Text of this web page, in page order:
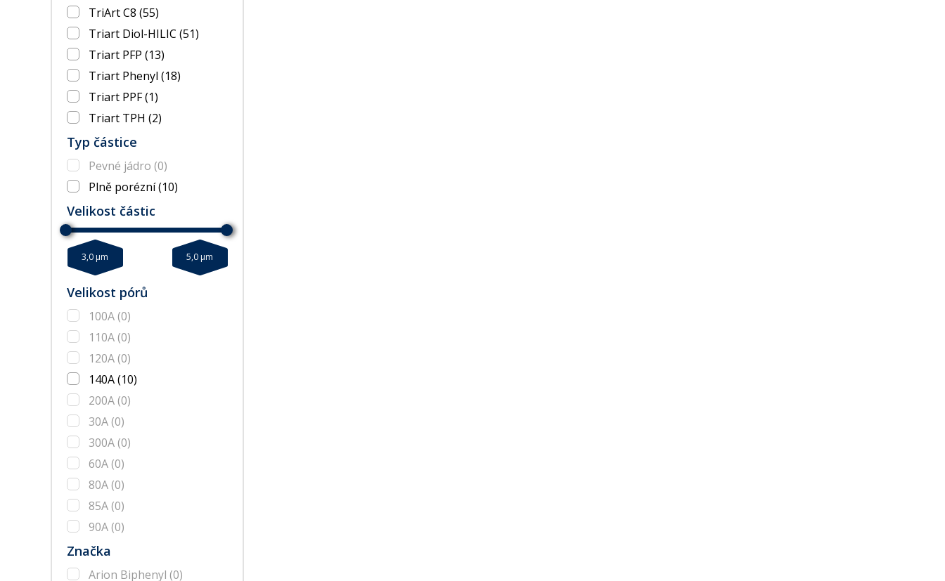
TriArt C8 (55)
Triart Diol-HILIC (51)
Triart PFP (13)
Triart Phenyl (18)
Triart PPF(1)
Triart TPH (2)
Typ částice
Pevné jádro (0)
Plně porézní(10)
Velikost částic
3,0 µm 5,0 µm
Velikost pórů
100A(0)
110A(0)
120A(0)
140A(10)
200A(0)
30A(0)
300A(0)
60A(0)
80A(0)
85A(0)
90A(0)
Značka
Arion Biphenyl (0)